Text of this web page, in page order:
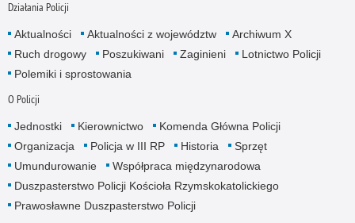
Działania Policji
Aktualności Aktualności z województw
Archiwum X
Ruch drogowy
Poszukiwani Zaginieni
Lotnictwo Policji
Polemiki i sprostowania
O Policji
Jednostki Kierownictwo
Komenda Główna Policji
Organizacja
Policja w III RP Historia
Sprzęt
Umundurowanie
Współpraca międzynarodowa
Duszpasterstwo Policji Kościoła Rzymskokatolickiego
Prawosławne Duszpasterstwo Policji